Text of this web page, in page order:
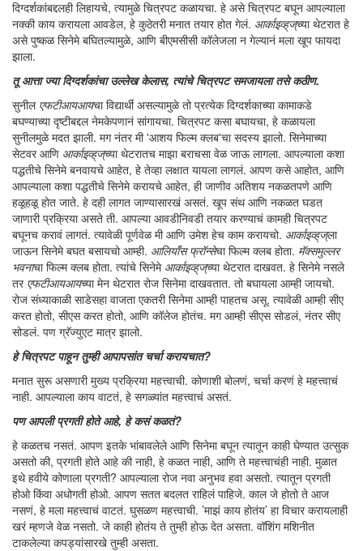
दिग्दर्शकांबद्दलही लिहायचे, त्यामुळे चित्रपट कळायचा. हे असे चित्रपट बघून आपल्याला
नक्की काय करायला आवडेल, हे कुठेतरी मनात तयार होत गेलं. आर्काइव्ह्‌ज्‌च्या थेटरात हे
असे पुष्कळ सिनेमे बघितल्यामुळे, आणि बीएमसीसी कॉलेजला न गेल्यान‍ं मला खूप फायदा
झाला.
तू आत्ता ज्या दिग्दर्शकांचा उल्लेख केलास, त्यांचे चित्रपट समजायला तसे कठीण.
सुनील एफटीआयआयचा विद्यार्थी असल्यामुळे तो प्रत्येक दिग्दर्शकाच्या कामाकडे
बघण्याच्या दृष्टीबद्दल नेमकेपणानं सांगायचा. चित्रपट कसा बघायचा, हे कळायला
सुनीलमुळे मदत झाली. मग नंतर मी 'आशय फिल्म क्लब'चा सदस्य झालो. सिनेमाच्या
सेटवर आणि आर्काइव्ह्‌ज्‌च्या थेटरातच माझा बराचसा वेळ जाऊ लागला. आपल्याला कशा
पद्धतीचे सिनेमे बनवायचे आहेत, हे तेव्हा लक्षात यायला लागलं. आपण कसे आहोत, आणि
आपल्याला कशा पद्धतीचे सिनेमे करायचे आहेत, ही जाणीव अतिशय नकळतपणे आणि
हळूहळू होत जाते. हे दही लागत जाण्यासारखं असतं. खूप संथ आणि नकळत घडत
जाणारी प्रक्रिया असते ती. आपल्या आवडीनिवडी तयार करण्याचं कामही चित्रपट
बघूनच करावं लागतं. त्यावेळी पूर्णवेळ मी आणि उमेश हेच काम करायचो. आर्काइव्ह्‌ज्‌ला
जाऊन सिनेमे बघत बसायचो आम्ही. आलियाँस फ्रॉन्सेचा फिल्म क्लब होता. मॅक्समुल्लर
भवनाचा फिल्म क्लब होता. त्यांचे सिनेमे आर्काइव्ह्‌ज्‌च्या थेटरात दाखवत. हे सिनेमे नसले
तर एफटीआयआयच्या मेन थेटरात रोज सिनेमा दाखवतात. तो बघायला आम्ही जायचो.
रोज संध्याकाळी साडेसहा वाजता एकतरी सिनेमा आम्ही पाहतच असू. त्यावेळी आम्ही सीए
करत होतो, सीएस करत होतो, आणि कॉलेज होतंच. मग आम्ही सीएस सोडलं, नंतर सीए
सोडलं. पण ग्रॅज्युएट मात्र झालो.
हे चित्रपट पाहून तुम्ही आपापसांत चर्चा करायचात?
मनात सुरू असणारी मुख्य प्रक्रिया महत्त्वाची. कोणाशी बोलणं, चर्चा करणं हे महत्त्वाचं
नाही. आपल्याला काय वाटतं, हे सगळ्यांत महत्त्वाचं असतं.
पण आपली प्रगती होते आहे, हे कसं कळतं?
हे कळतच नसतं. आपण इतके भांबावलेले आणि सिनेमा बघून त्यातून काही घेण्यात उत्सुक
असतो की, प्रगती होते आहे की नाही, हे कळत नाही, आणि ते महत्त्वाचंही नाही. मुळात
इथे हवीये कोणाला प्रगती? आपल्याला रोज नवा अनुभव हवा असतो. त्यातून प्रगती
होओ किंवा अधोगती होओ. आपण सतत बदलत राहिलं पाहिजे. काल जे होतो ते आज
नसणं, हे मला महत्त्वाचं वाटतं. घुसळण महत्त्वाची. ’माझं काय होतंय’ हा विचार करायलाही
खरं म्हणजे वेळ नसतो. जे काही होतंय ते तुम्ही होऊ देत असता. वॉशिंग मशिनीत
टाकलेल्या कपड्यांसारखे तुम्ही असता.